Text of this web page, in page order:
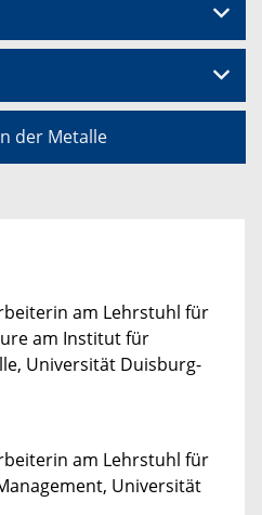
der Metalle
am Lehrstuhl für
am Institut für
Universität Duisburg-
am Lehrstuhl für
Universität